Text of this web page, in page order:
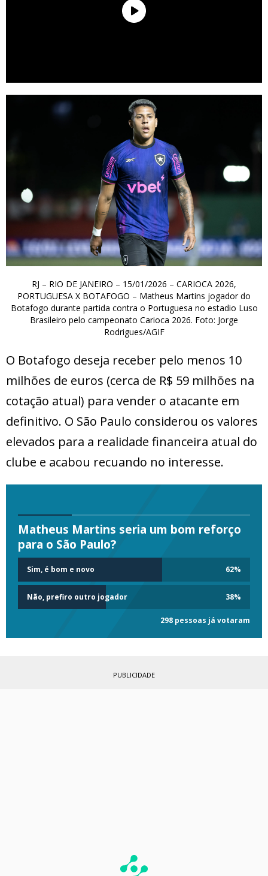
RJ – RIO DE JANEIRO – 15/01/2026 – CARIOCA 2026,
PORTUGUESA X BOTAFOGO – Matheus Martins jogador do
Botafogo durante partida contra o Portuguesa no estadio Luso
Brasileiro pelo campeonato Carioca 2026. Foto: Jorge
Rodrigues/AGIF
O Botafogo deseja receber pelo menos 10
milhões de euros (cerca de R$ 59 milhões na
cotação atual) para vender o atacante em
definitivo. O São Paulo considerou os valores
elevados para a realidade financeira atual do
clube e acabou recuando no interesse.
Matheus Martins seria um bom reforço
para o São Paulo?
Sim, é bom e novo 62%
Não, prefiro outro jogador 38%
298 pessoas já votaram
PUBLICIDADE